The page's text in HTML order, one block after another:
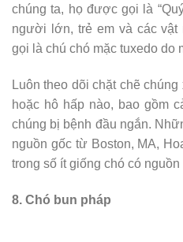
chúng ta, họ được gọi là
người lớn, trẻ em và các
gọi là chú chó mặc tuxedo do
Luôn theo dõi chặt chẽ
hoặc hô hấp nào, bao gồm
chúng bị bệnh đầu ngắn.
nguồn gốc từ Boston, MA,
trong số ít giống chó có nguồn
8. Chó bun pháp